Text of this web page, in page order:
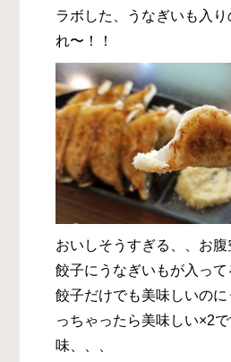
ラボした、うなぎいも入
れ〜！！
おいしそうすぎる、、お腹
餃子にうなぎいもが入っ
餃子だけでも美味しいの
っちゃったら美味しい×2
味、、、